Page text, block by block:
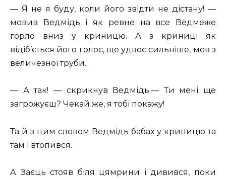
— Я не я буду, коли його звідти не дістану! —
мовив Ведмідь і як ревне на все Ведмеже
горло вниз у криницю. А з криниці як
відіб’ється його голос, ще удвоє сильніше, мов з
величезної труби.
— А так! — скрикнув Ведмідь.— Ти мені ще
загрожуєш? Чекай же, я тобі покажу!
Та й з цим словом Ведмідь бабах у криницю та
там і втопився.
А Заєць стояв біля цямрини і дивився, поки